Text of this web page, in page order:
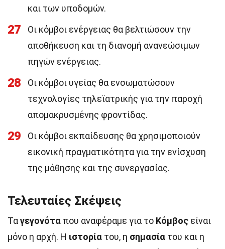
και των υποδομών.
27
Οι κόμβοι ενέργειας θα βελτιώσουν την
αποθήκευση και τη διανομή ανανεώσιμων
πηγών ενέργειας.
28
Οι κόμβοι υγείας θα ενσωματώσουν
τεχνολογίες τηλεϊατρικής για την παροχή
απομακρυσμένης φροντίδας.
29
Οι κόμβοι εκπαίδευσης θα χρησιμοποιούν
εικονική πραγματικότητα για την ενίσχυση
της μάθησης και της συνεργασίας.
Τελευταίες Σκέψεις
Ταγεγονότα που αναφέραμε για το Κόμβος είναι
μόνο η αρχή. Η ιστορία του, η σημασία του και η